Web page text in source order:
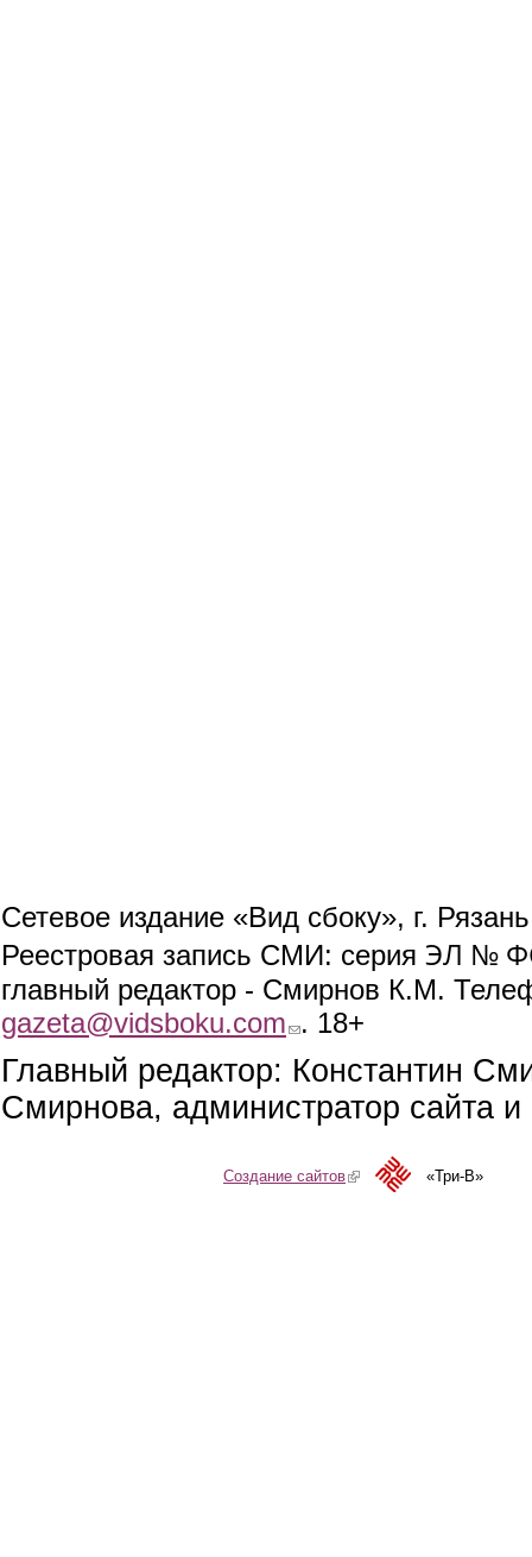
Сетевое издание «Вид сбоку», г.
Реестровая запись СМИ: серия ЭЛ №
главный редактор - Смирнов К.М.
gazeta@vidsboku.com (link sends e-mail)
. 18+
Главный редактор: Константин
Смирнова, администратор сайта
Создание сайтов(link is external)«Три-В»